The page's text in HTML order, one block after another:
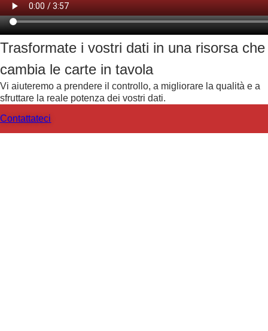
Trasformate i vostri dati in una risorsa che
cambia le carte in tavola
Vi aiuteremo a prendere il controllo, a migliorare la qualità e a
sfruttare la reale potenza dei vostri dati.
Contattateci